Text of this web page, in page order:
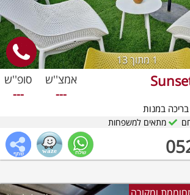
1מתוך 13
אמצ''ש
---
סופ''ש
---
מתאים למשפחות